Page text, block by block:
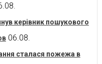
керівник пошукового
06.08.
сталася пожежа в